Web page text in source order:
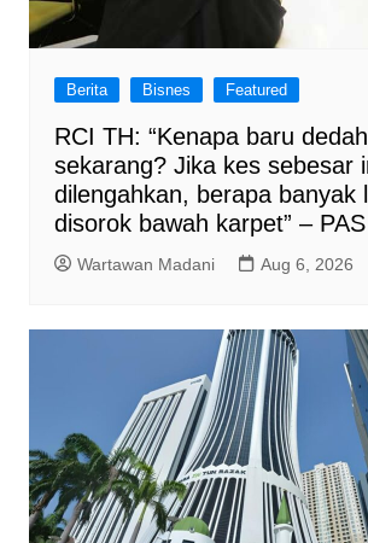
Berita Bisnes Featured
RCI TH: “Kenapa baru dedah
sekarang? Jika kes sebesar
dilengahkan, berapa banyak
disorok bawah karpet” – PAS
Wartawan Madani Aug 6, 2026